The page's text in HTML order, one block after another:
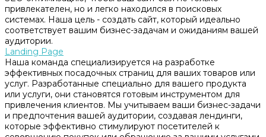
привлекателен, но и легко находился в поисковых
системах. Наша цель - создать сайт, который идеально
соответствует вашим бизнес-задачам и ожиданиям вашей
аудитории.
Landing Page
Наша команда специализируется на разработке
эффективных посадочных страниц для ваших товаров или
услуг. Разработанные специально для вашего продукта
или услуги, они становятся готовым инструментом для
привлечения клиентов. Мы учитываем ваши бизнес-задачи
и предпочтения вашей аудитории, создавая лендинги,
которые эффективно стимулируют посетителей к